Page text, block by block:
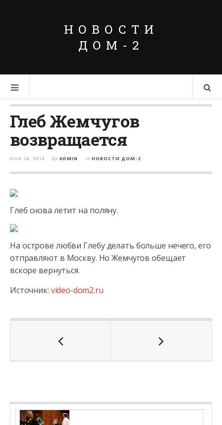
НОВОСТИ
ДОМ-2
Глеб Жемчугов
возвращается
НОЯ 28, 2016 by ADMIN in НОВОСТИ ДОМ-2
Глеб снова летит на поляну.
На острове любви Глебу делать больше нечего, его
отправляют в Москву. Но Жемчугов обещает
вскоре вернуться.
Источник: video-dom2.ru